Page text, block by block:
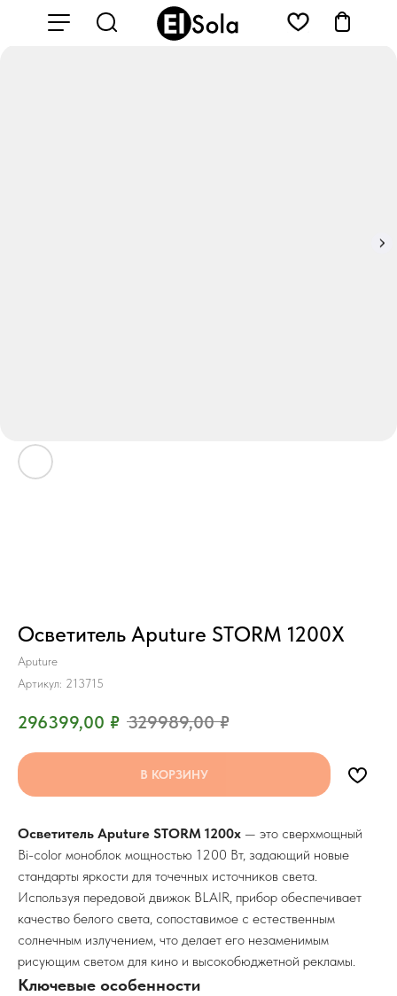
Осветитель Aputure STORM 1200X
Aputure
Артикул: 213715
296399,00 ₽ 329989,00 ₽
В КОРЗИНУ
Осветитель Aputure STORM 1200x — это сверхмощный
Bi-color моноблок мощностью 1200 Вт, задающий новые
стандарты яркости для точечных источников света.
Используя передовой движок BLAIR, прибор обеспечивает
качество белого света, сопоставимое с естественным
солнечным излучением, что делает его незаменимым
рисующим светом для кино и высокобюджетной рекламы.
Ключевые особенности